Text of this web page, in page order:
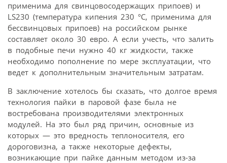
применима для свинцовосодержащих припоев) и
LS230 (температура кипения 230 °С, применима для
бессвинцовых припоев) на российском рынке
составляет около 30 евро. А если учесть, что залить
в подобные печи нужно 40 кг жидкости, также
необходимо пополнение по мере эксплуатации, что
ведет к дополнительным значительным затратам.
В заключение хотелось бы сказать, что долгое время
технология пайки в паровой фазе была не
востребована производителями электронных
модулей. На это был ряд причин, основные из
которых — это вредность теплоносителя, его
дороговизна, а также некоторые дефекты,
возникающие при пайке данным методом из-за